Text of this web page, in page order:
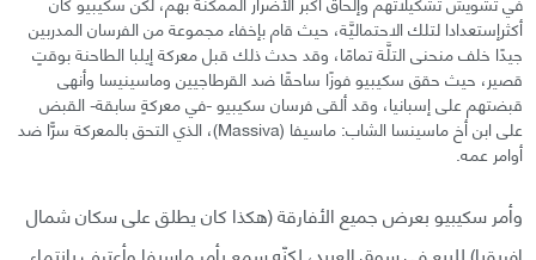
أكثرإستعدادا لتلك الاحتماليَّة، حيث قام بإخفاء مجموعة من الفرسان المدربين
جيدًا خلف منحنى التلَّة تمامًا، وقد حدث ذلك قبل معركة إيلبا الطاحنة بوقتٍ
قصير، حيث حقق سكيبيو فوزًا ساحقًا ضد القرطاجيين وماسينيسا وأنهى
قبضتهم على إسبانيا، وقد ألقى فرسان سكيبيو -في معركةٍ سابقة- القبض
على ابن أخ ماسينسا الشاب: ماسيفا (Massiva)، الذي التحق بالمعركة سرًّا ضد
أوامر عمه.
وأمر سكيبيو بعرض جميع الأفارقة (هكذا كان يطلق على سكان شمال